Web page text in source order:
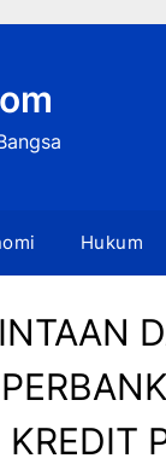
Hukum